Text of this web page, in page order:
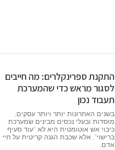
התקנת ספרינקלרים: מה חייבים
לסגור מראש כדי שהמערכת
תעבוד נכון
בשנים האחרונות יותר ויותר עסקים,
מוסדות ובעלי נכסים מבינים שמערכת
כיבוי אש אוטומטית היא לא “עוד סעיף
ברישוי”, אלא שכבת הגנה קריטית על חיי
אדם,